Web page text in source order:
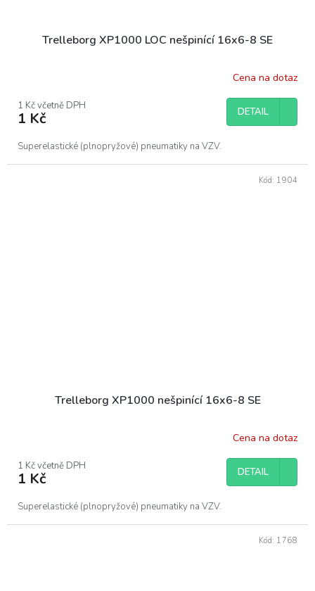
Trelleborg XP1000 LOC nešpinící 16x6-8 SE
Cena na dotaz
1 Kč včetně DPH
1 Kč DETAIL
Superelastické (plnopryžové) pneumatiky na VZV.
Trelleborg XP1000 nešpinící 16x6-8 SE
Cena na dotaz
1 Kč včetně DPH
1 Kč DETAIL
Superelastické (plnopryžové) pneumatiky na VZV.
Kód: 1904
Kód: 1768